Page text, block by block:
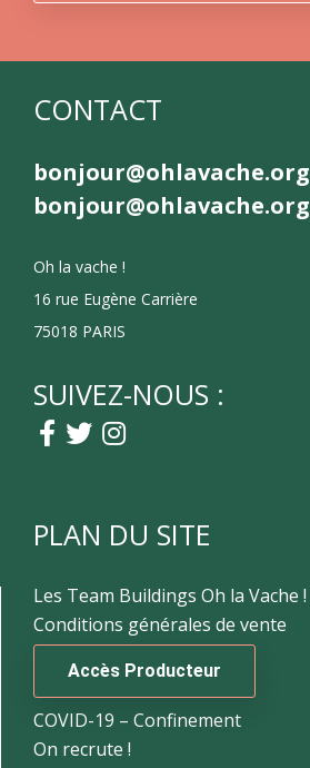
CONTACT
bonjour@ohlavache.org
bonjour@ohlavache.org
Oh la vache !
16 rue Eugène Carrière
75018 PARIS
SUIVEZ-NOUS :
PLAN DU SITE
Les Team Buildings Oh la Vache !
Conditions générales de vente
Accès Producteur
COVID-19 – Confinement
On recrute !